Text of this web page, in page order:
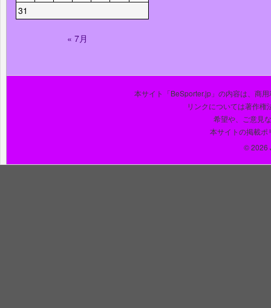
31
« 7月
本サイト「BeSporter.jp」の内容は、商
リンクについては著作権
希望や、ご意見
本サイトの掲載ポ
© 2026